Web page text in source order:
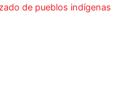
de pueblos indígenas